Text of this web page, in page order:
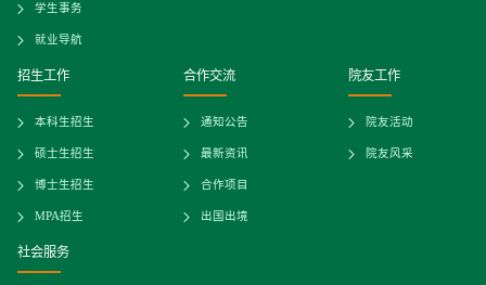
学生事务
就业导航
招生工作
本科生招生
硕士生招生
博士生招生
MPA招生
合作交流
通知公告
最新资讯
合作项目
出国出境
院友工作
院友活动
院友风采
社会服务